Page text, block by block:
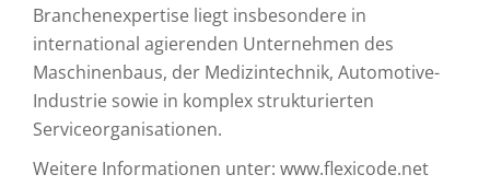
Branchenexpertise liegt insbesondere in
international agierenden Unternehmen des
Maschinenbaus, der Medizintechnik, Automotive-
Industrie sowie in komplex strukturierten
Serviceorganisationen.
Weitere Informationen unter: www.flexicode.net